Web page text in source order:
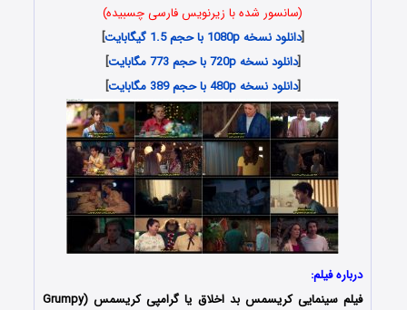
(سانسور شده با زیرنویس فارسی چسبیده)
[دانلود نسخه 1080p با حجم 1.5 گیگابایت
]
[دانلود نسخه 720p با حجم 773 مگابایت
]
[دانلود نسخه 480p با حجم 389 مگابایت ]
درباره فیلم:
فیلم سینمایی کریسمس بد اخلاق یا گرامپی کریسمس (Grumpy